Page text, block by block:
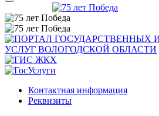
Контактная информация
Реквизиты